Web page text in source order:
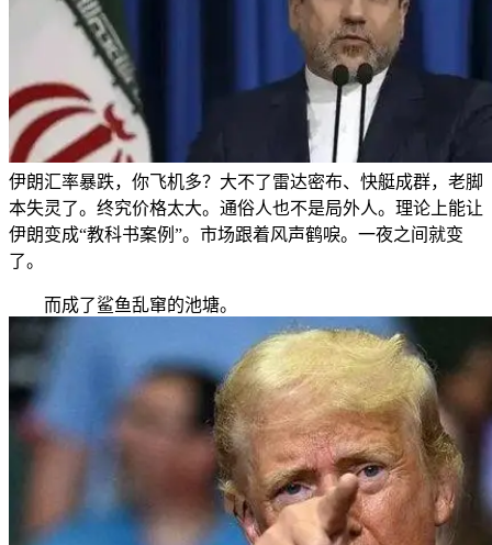
伊朗汇率暴跌，你飞机多？大不了雷达密布、快艇成群，老脚
本失灵了。终究价格太大。通俗人也不是局外人。理论上能让
伊朗变成“教科书案例”。市场跟着风声鹤唳。一夜之间就变
了。
而成了鲨鱼乱窜的池塘。